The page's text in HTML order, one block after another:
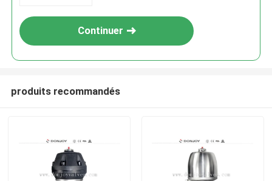
Continuer
produits recommandés